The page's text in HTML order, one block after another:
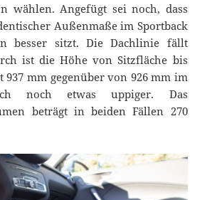
wählen. Angefügt sei noch, dass
Außenmaße im Sportback
besser sitzt. Die Dachlinie fällt
ist die Höhe von Sitzfläche bis
mm gegenüber von 926 mm im
noch etwas uppiger. Das
beträgt in beiden Fällen 270